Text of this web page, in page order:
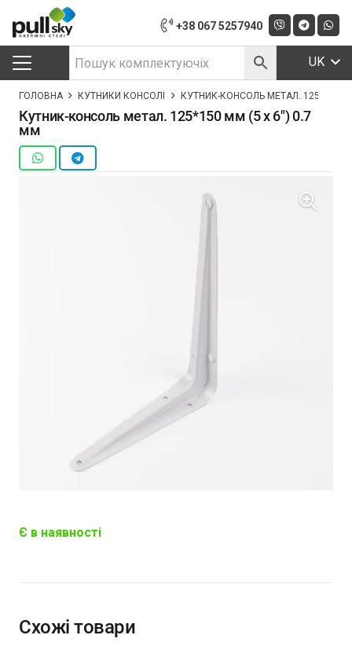
+38 067 5257940
UK
ГОЛОВНА КУТНИКИ КОНСОЛІ КУТНИК-КОНСОЛЬ МЕТАЛ. 125*150
Кутник-консоль метал. 125*150 мм (5 х 6″) 0.7
мм
Є в наявності
Схожі товари